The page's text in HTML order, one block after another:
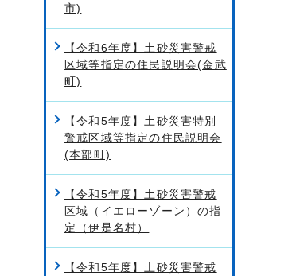
市)
【令和6年度】土砂災害警戒
区域等指定の住民説明会(金武
町)
【令和5年度】土砂災害特別
警戒区域等指定の住民説明会
(本部町)
【令和5年度】土砂災害警戒
区域（イエローゾーン）の指
定（伊是名村）
【令和5年度】土砂災害警戒